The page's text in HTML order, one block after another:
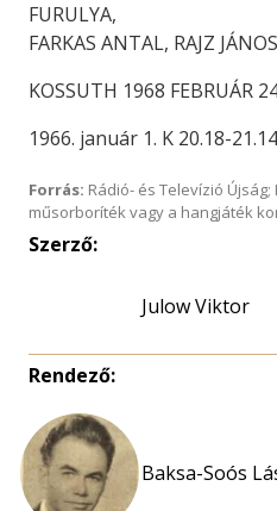
FURULYA,
FARKAS ANTAL, RAJZ
KOSSUTH 1968 FEBRUÁR
1966. január 1. K 20.18-21.14
Forrás: Rádió- és Televízió
műsorboríték vagy a hangjáték
Szerző:
Julow Viktor
Rendező:
Baksa-Soós